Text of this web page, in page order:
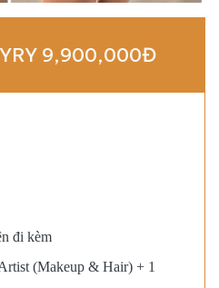
9,900,000Đ
đi kèm
(Makeup & Hair) + 1